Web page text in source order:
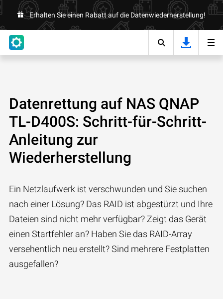
Erhalten Sie einen Rabatt auf die Datenwiederherstellung!
Datenrettung auf NAS QNAP
TL-D400S: Schritt-für-Schritt-
Anleitung zur
Wiederherstellung
Ein Netzlaufwerk ist verschwunden und Sie suchen
nach einer Lösung? Das RAID ist abgestürzt und Ihre
Dateien sind nicht mehr verfügbar? Zeigt das Gerät
einen Startfehler an? Haben Sie das RAID-Array
versehentlich neu erstellt? Sind mehrere Festplatten
ausgefallen?